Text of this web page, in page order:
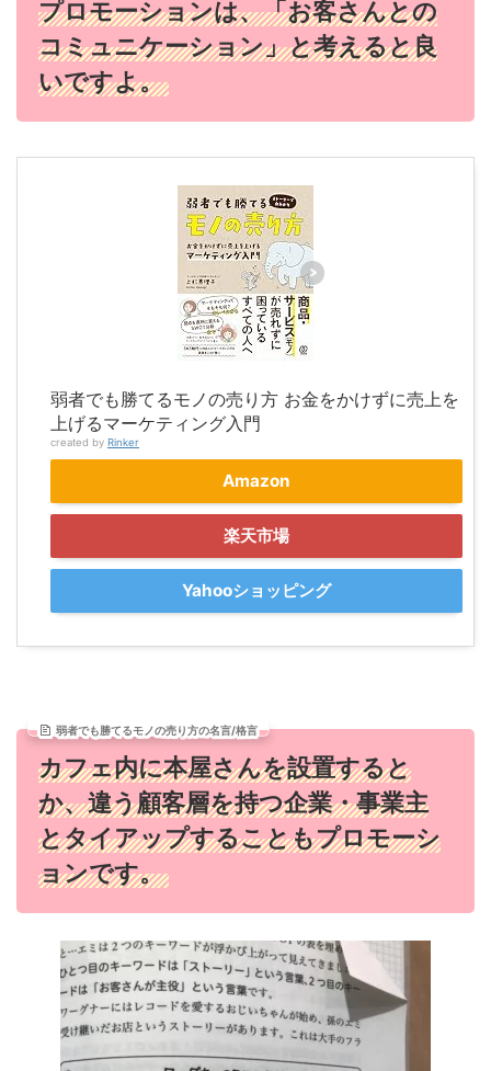
プロモーションは、「お客さんとの
コミュニケーション」と考えると良
いですよ。
弱者でも勝てるモノの売り方 お金をかけずに売上を
上げるマーケティング入門
created by Rinker
Amazon
楽天市場
Yahooショッピング
弱者でも勝てるモノの売り方の名言/格言
カフェ内に本屋さんを設置すると
か、違う顧客層を持つ企業・事業主
とタイアップすることもプロモーシ
ョンです。